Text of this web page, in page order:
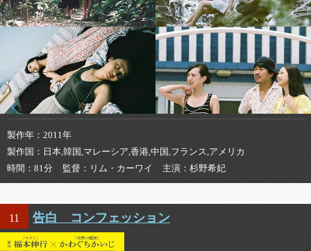
製作年
2011年
製作国
日本,韓国,マレーシア,香港,中国,フランス,アメリカ
時間
81分 監督 リム・カーワイ 主演 杉野希妃
11 告白 コンフェッション